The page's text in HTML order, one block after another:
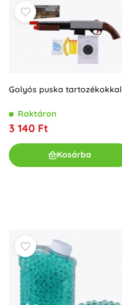
Golyós puska tartozékokkal
Raktáron
3 140 Ft
Kosárba